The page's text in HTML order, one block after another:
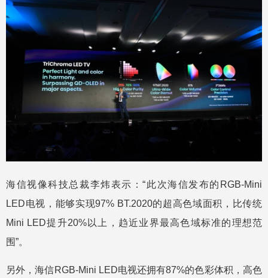
海信视像科技总裁李炜表示：“此次海信发布的RGB-Mini
LED电视，能够实现97% BT.2020的超高色域面积，比传统
Mini LED提升20%以上，趋近业界最高色域标准的理想范
围”。
另外，海信RGB-Mini LED电视还拥有87%的色彩体积，高色